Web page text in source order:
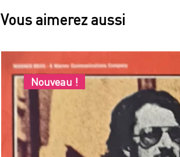
Vous aimerez aussi
Nouveau !